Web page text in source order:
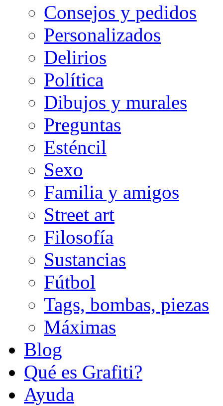
Consejos y pedidos
Personalizados
Delirios
Política
Dibujos y murales
Preguntas
Esténcil
Sexo
Familia y amigos
Street art
Filosofía
Sustancias
Fútbol
Tags, bombas, piezas
Máximas
Blog
Qué es Grafiti?
Ayuda